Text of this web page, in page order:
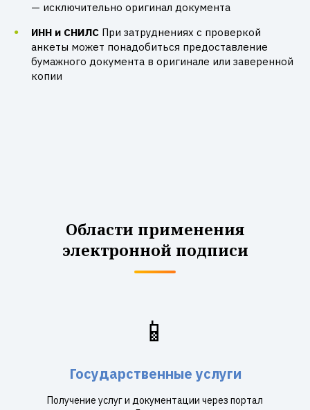
— исключительно оригинал документа
ИНН и СНИЛС При затруднениях с проверкой
анкеты может понадобиться предоставление
бумажного документа в оригинале или заверенной
копии
Области применения
электронной подписи
📱
Государственные услуги
Получение услуг и документации через портал